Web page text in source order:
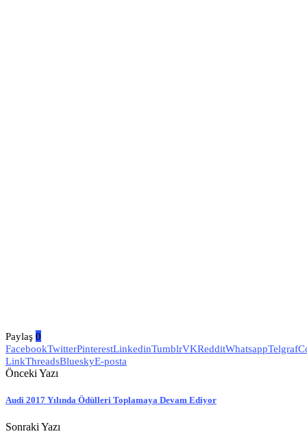
Paylaş 0
FacebookTwitterPinterestLinkedinTumblrVKRedditWhatsappTelgraf
LinkThreadsBlueskyE-posta
Önceki Yazı
Audi 2017 Yılında Ödülleri Toplamaya Devam Ediyor
Sonraki Yazı